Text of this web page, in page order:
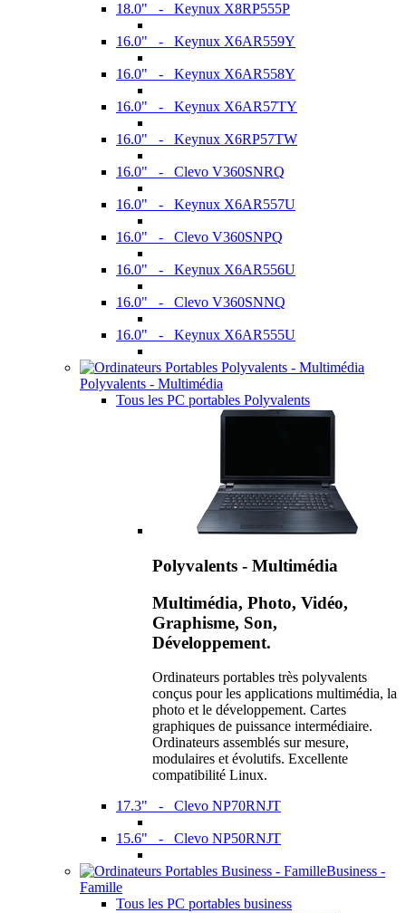
18.0" - Keynux X8RP555P
16.0" - Keynux X6AR559Y
16.0" - Keynux X6AR558Y
16.0" - Keynux X6AR57TY
16.0" - Keynux X6RP57TW
16.0" - Clevo V360SNRQ
16.0" - Keynux X6AR557U
16.0" - Clevo V360SNPQ
16.0" - Keynux X6AR556U
16.0" - Clevo V360SNNQ
16.0" - Keynux X6AR555U
Polyvalents - Multimédia
Tous les PC portables Polyvalents
Polyvalents - Multimédia
Multimédia, Photo, Vidéo,
Graphisme, Son,
Développement.
Ordinateurs portables très polyvalents
conçus pour les applications multimédia, la
photo et le développement. Cartes
graphiques de puissance intermédiaire.
Ordinateurs assemblés sur mesure,
modulaires et évolutifs. Excellente
compatibilité Linux.
17.3" - Clevo NP70RNJT
15.6" - Clevo NP50RNJT
Business -
Famille
Tous les PC portables business